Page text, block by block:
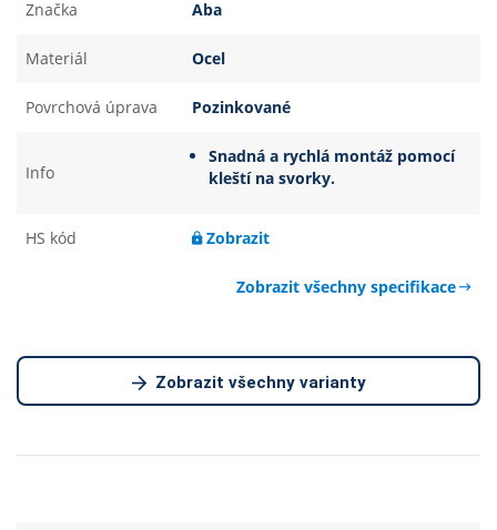
Značka Aba
Materiál Ocel
Povrchová úprava Pozinkované
Info
Snadná a rychlá montáž pomocí
kleští na svorky.
HS kód Zobrazit
Zobrazit všechny specifikace
Zobrazit všechny varianty